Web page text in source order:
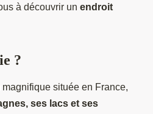
à découvrir un endroit
?
située en France,
ses lacs et ses